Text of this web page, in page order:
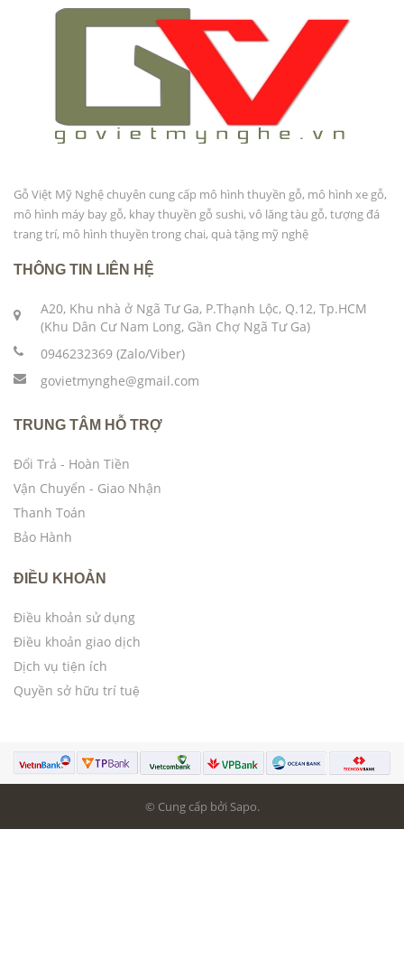
Gỗ Việt Mỹ Nghệ chuyên cung cấp mô hình thuyền gỗ, mô hình xe gỗ,
mô hình máy bay gỗ, khay thuyền gỗ sushi, vô lăng tàu gỗ, tượng đá
trang trí, mô hình thuyền trong chai, quà tặng mỹ nghệ
THÔNG TIN LIÊN HỆ
A20, Khu nhà ở Ngã Tư Ga, P.Thạnh Lộc, Q.12, Tp.HCM
(Khu Dân Cư Nam Long, Gần Chợ Ngã Tư Ga)
0946232369 (Zalo/Viber)
govietmynghe@gmail.com
TRUNG TÂM HỖ TRỢ
Đổi Trả - Hoàn Tiền
Vận Chuyển - Giao Nhận
Thanh Toán
Bảo Hành
ĐIỀU KHOẢN
Điều khoản sử dụng
Điều khoản giao dịch
Dịch vụ tiện ích
Quyền sở hữu trí tuệ
© Cung cấp bởi Sapo.